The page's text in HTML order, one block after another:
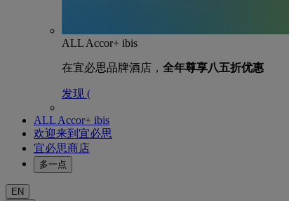
ALL Accor+ ibis
在宜必思品牌酒店， 全年尊享八五折优惠
发现 (
ALL Accor+ ibis
欢迎来到宜必思
宜必思商店
多一点
EN